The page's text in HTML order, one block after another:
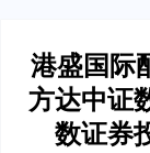
港盛国际
方达中证
数证券